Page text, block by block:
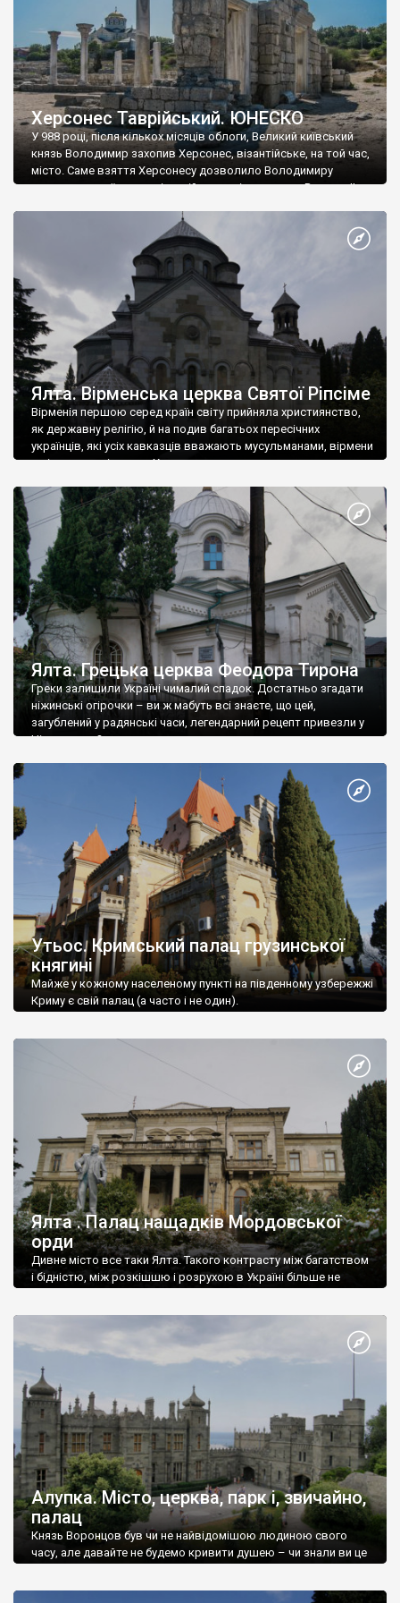
Херсонес Таврійський. ЮНЕСКО
У 988 році, після кількох місяців облоги, Великий київський
князь Володимир захопив Херсонес, візантійське, на той час,
місто. Саме взяття Херсонесу дозволило Володимиру
диктувати свої умови візантійському імператору Василю ІІ, та
Херсонесі Володимир-язичник, став Василем-християнином.
А потім було Хрещення Русі. На честь Херсонесу Таврійського
Ялта. Вірменська церква Святої Ріпсіме
Вірменія першою серед країн світу прийняла християнство,
як державну релігію, й на подив багатьох пересічних
українців, які усіх кавказців вважають мусульманами, вірмени
є відданими вірянами Христа
Ялта. Грецька церква Феодора Тирона
Греки залишили Україні чималий спадок. Достатньо згадати
ніжинські огірочки – ви ж мабуть всі знаєте, що цей,
загублений у радянські часи, легендарний рецепт привезли у
Ніжин греки?
Утьос. Кримський палац грузинської
княгині
Майже у кожному населеному пункті на південному узбережжі
Криму є свій палац (а часто і не один).
Ялта . Палац нащадків Мордовської
орди
Дивне місто все таки Ялта. Такого контрасту між багатством
і бідністю, між розкішшю і розрухою в Україні більше не
Алупка. Місто, церква, парк і, звичайно,
палац
Князь Воронцов був чи не найвідомішою людиною свого
часу, але давайте не будемо кривити душею – чи знали ви це